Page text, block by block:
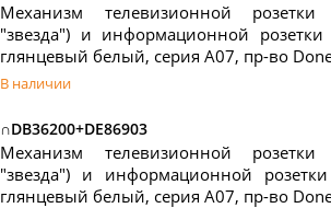
Механизм телевизионной
"звезда") и информационной розетки
глянцевый белый, серия A07, пр-во
В наличии
∩DB36200+DE86903
Механизм телевизионной
"звезда") и информационной
глянцевый белый, серия A07, пр-во